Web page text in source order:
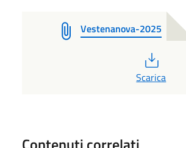
Vestenanova-2025
Scarica